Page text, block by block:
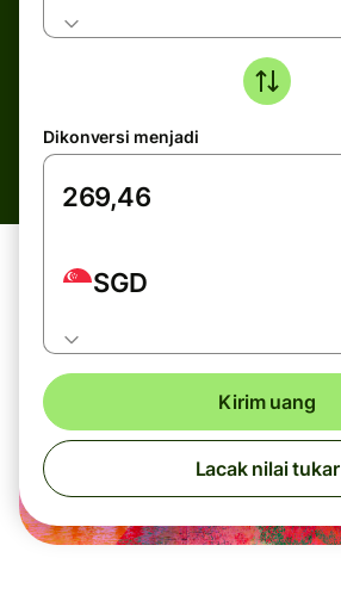
Dikonversi menjadi
SGD
Kirim uang
Lacak nilai tukar